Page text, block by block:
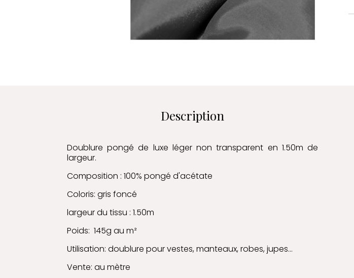
Description
Doublure pongé de luxe léger non transparent en 1.50m de
largeur.
Composition : 100% pongé d'acétate
Coloris: gris foncé
largeur du tissu : 1.50m
Poids: 145g au m²
Utilisation: doublure pour vestes, manteaux, robes, jupes...
Vente: au mètre